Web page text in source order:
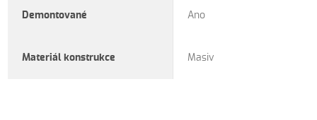
Demontované Ano
Materiál konstrukce Masiv